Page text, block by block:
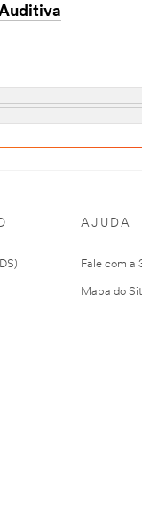
AJUDA
Fale com a
Mapa do